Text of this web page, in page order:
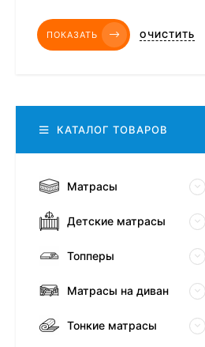
ПОКАЗАТЬ ОЧИСТИТЬ
КАТАЛОГ ТОВАРОВ
Матрасы
Детские матрасы
Топперы
Матрасы на диван
Тонкие матрасы